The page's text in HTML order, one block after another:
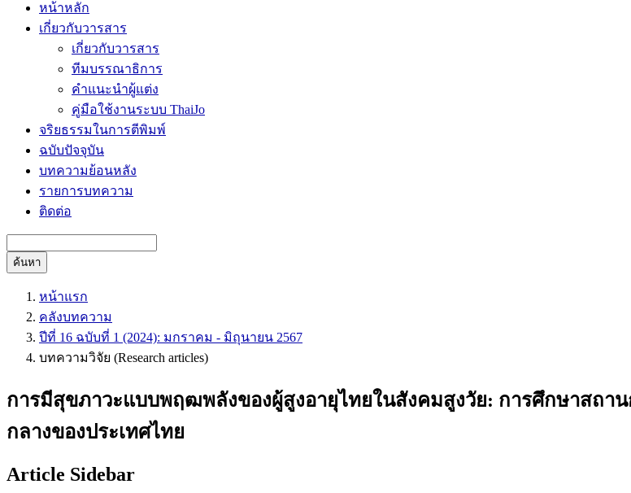
หน้าหลัก
เกี่ยวกับวารสาร
เกี่ยวกับวารสาร
ทีมบรรณาธิการ
คำแนะนำผู้แต่ง
คู่มือใช้งานระบบ ThaiJo
จริยธรรมในการตีพิมพ์
ฉบับปัจจุบัน
บทความย้อนหลัง
รายการบทความ
ติดต่อ
ค้นหา
หน้าแรก
คลังบทความ
ปีที่ 16 ฉบับที่ 1 (2024): มกราคม - มิถุนายน 2567
บทความวิจัย (Research articles)
การมีสุขภาวะแบบพฤฒพลังของผู้สูงอายุไทยในสังคมสูงวัย: การศึกษาสถ
กลางของประเทศไทย
Article Sidebar